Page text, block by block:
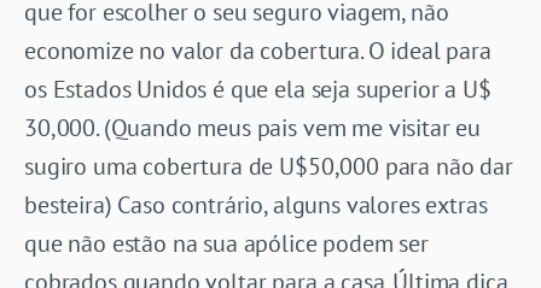
que for escolher o seu seguro viagem, não
economize no valor da cobertura. O ideal para
os Estados Unidos é que ela seja superior a U$
30,000. (Quando meus pais vem me visitar eu
sugiro uma cobertura de U$50,000 para não dar
besteira) Caso contrário, alguns valores extras
que não estão na sua apólice podem ser